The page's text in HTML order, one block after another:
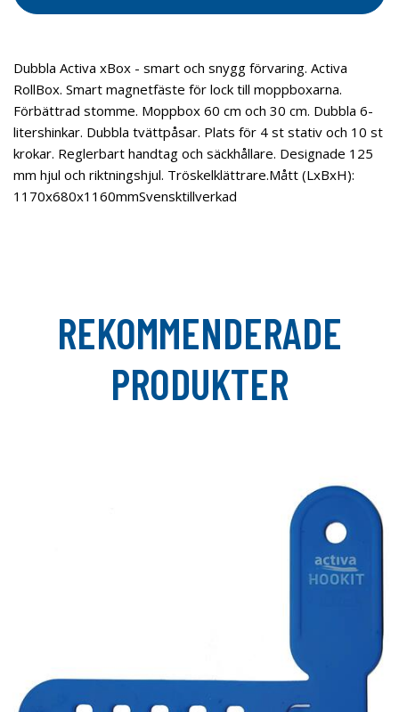
Dubbla Activa xBox - smart och snygg förvaring. Activa
RollBox. Smart magnetfäste för lock till moppboxarna.
Förbättrad stomme. Moppbox 60 cm och 30 cm. Dubbla 6-
litershinkar. Dubbla tvättpåsar. Plats för 4 st stativ och 10 st
krokar. Reglerbart handtag och säckhållare. Designade 125
mm hjul och riktningshjul. Tröskelklättrare.Mått (LxBxH):
1170x680x1160mmSvensktillverkad
REKOMMENDERADE
PRODUKTER